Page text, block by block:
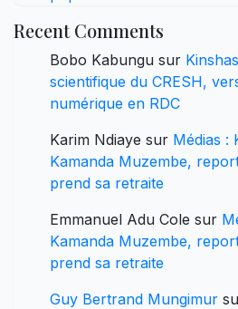
Recent Comments
Bobo Kabungu sur
scientifique du CRESH,
numérique en RDC
Karim Ndiaye sur Médias :
Kamanda Muzembe,
prend sa retraite
Emmanuel Adu Cole sur
Kamanda Muzembe,
prend sa retraite
Guy Bertrand Mungimur